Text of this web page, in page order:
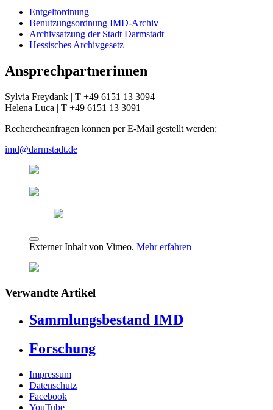
Entgeltordnung
Benutzungsordnung IMD-Archiv
Archivsatzung der Stadt Darmstadt
Hessisches Archivgesetz
Ansprechpartnerinnen
Sylvia Freydank | T +49 6151 13 3094
Helena Luca | T +49 6151 13 3091
Rechercheanfragen können per E-Mail gestellt werden:
imd@darmstadt.de
Externer Inhalt von Vimeo. Mehr erfahren
Verwandte Artikel
Sammlungsbestand IMD
Forschung
Impressum
Datenschutz
Facebook
YouTube